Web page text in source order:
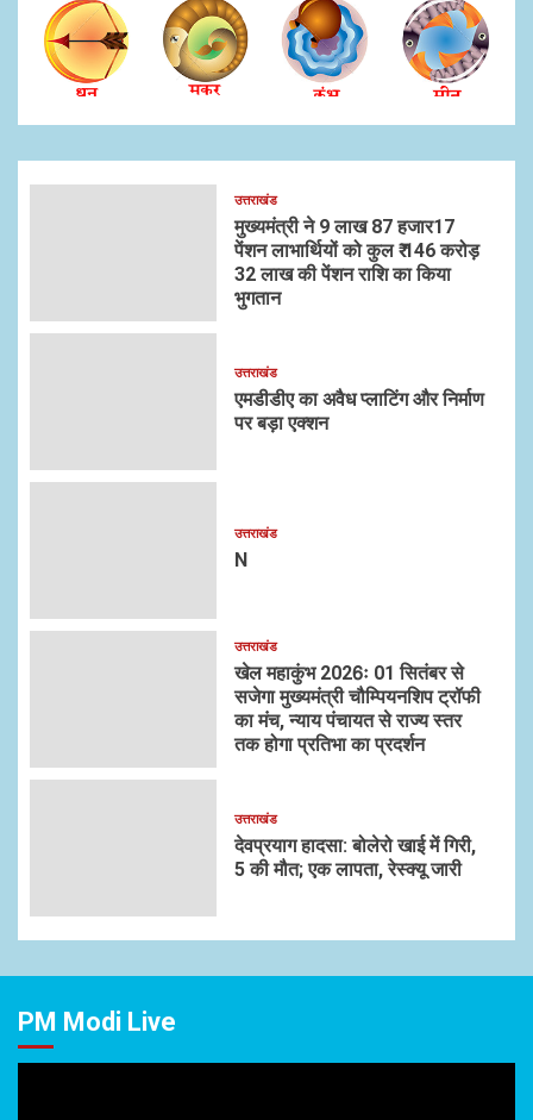
उत्तराखंड
मुख्यमंत्री ने 9 लाख 87 हजार17
पेंशन लाभार्थियों को कुल ₹ 146 करोड़
32 लाख की पेंशन राशि का किया
भुगतान
उत्तराखंड
एमडीडीए का अवैध प्लाटिंग और निर्माण
पर बड़ा एक्शन
उत्तराखंड
N
उत्तराखंड
खेल महाकुंभ 2026ः 01 सितंबर से
सजेगा मुख्यमंत्री चौम्पियनशिप ट्रॉफी
का मंच, न्याय पंचायत से राज्य स्तर
तक होगा प्रतिभा का प्रदर्शन
उत्तराखंड
देवप्रयाग हादसा: बोलेरो खाई में गिरी,
5 की मौत; एक लापता, रेस्क्यू जारी
PM Modi Live